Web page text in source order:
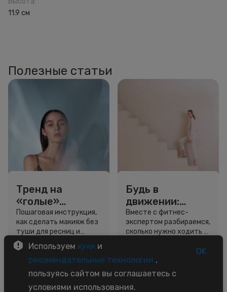
11.9 см
Полезные статьи
Тренд на
«голые»
ресницы: как
выглядеть
свежо, не
используя тушь
Пошаговая инструкция,
как сделать макияж без
туши для ресниц и
звёздный образ для
вдохновения.
3 минуты
Будь в
движении:
сколько нужно
шагов для
красоты и
Вместе с фитнес-
экспертом разбираемся,
сколько нужно ходить и
5 минут
Используем куки и
рекомендательные технологии ,
пользуясь сайтом вы соглашаетесь с
условиями использования.
OK